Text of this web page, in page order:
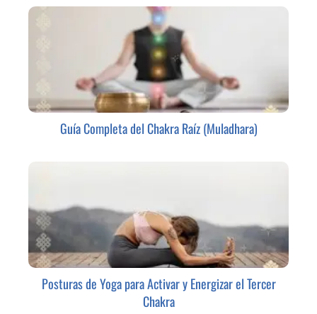
Guía Completa del Chakra Raíz (Muladhara)
Posturas de Yoga para Activar y Energizar el Tercer
Chakra